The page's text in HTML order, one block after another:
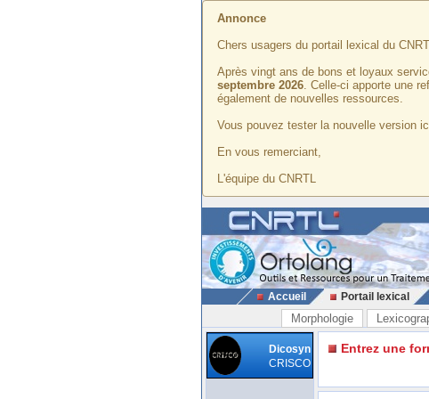
Annonce
Chers usagers du portail lexical du
Après vingt ans de bons et loyaux
septembre 2026. Celle-ci apporte une
également de nouvelles ressources.
Vous pouvez tester la nouvelle version
En vous remerciant,
L'équipe du CNRTL
Accueil Portail lexical
Morphologie
Dicosyn
CRISCO
Entrez une